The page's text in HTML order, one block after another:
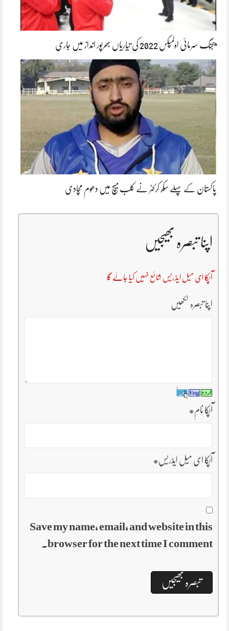
بیجنگ سرمائی اولمپکس 2022 کی تیاریاں بھرپور انداز میں جاری
پاکستان کے پہلے سکھ کرکٹر نے کلب میچ میں دھوم مچادی
اپنا تبصرہ بھیجیں
آپکا ای میل ایڈریس شائع نہیں کیا جائے گا
اپنا تبصرہ لکھیں
آپکا نام*
آپکا ای میل ایڈریس*
Save my name, email, and website in this
browser for the next time I comment.